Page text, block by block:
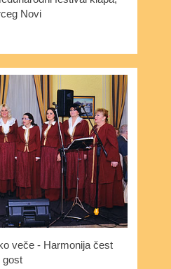
Novi
veče - Harmonija čest
gost